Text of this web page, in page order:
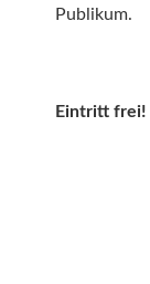
Publikum.
Eintritt frei!